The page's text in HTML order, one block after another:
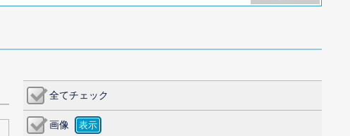
全てチェック
画像